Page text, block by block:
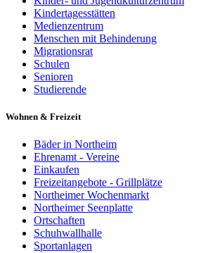
Kindertagesstätten
Medienzentrum
Menschen mit Behinderung
Migrationsrat
Schulen
Senioren
Studierende
Wohnen & Freizeit
Bäder in Northeim
Ehrenamt - Vereine
Einkaufen
Freizeitangebote - Grillplätze
Northeimer Wochenmarkt
Northeimer Seenplatte
Ortschaften
Schuhwallhalle
Sportanlagen